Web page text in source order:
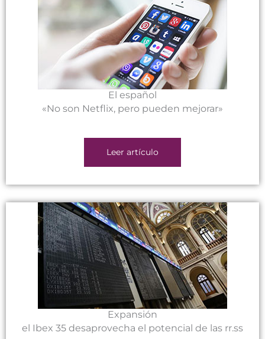
El español
«No son Netflix, pero pueden mejorar»
Leer artículo
Expansión
el Ibex 35 desaprovecha el potencial de las rr.ss